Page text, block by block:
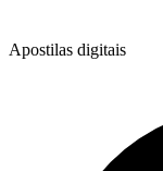
Apostilas digitais